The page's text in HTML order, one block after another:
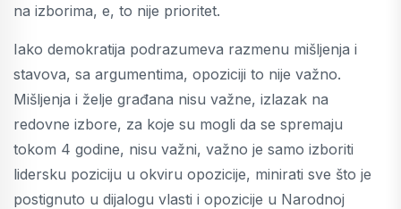
na izborima, e, to nije prioritet.
Iako demokratija podrazumeva razmenu mišljenja i
stavova, sa argumentima, opoziciji to nije važno.
Mišljenja i želje građana nisu važne, izlazak na
redovne izbore, za koje su mogli da se spremaju
tokom 4 godine, nisu važni, važno je samo izboriti
lidersku poziciju u okviru opozicije, minirati sve što je
postignuto u dijalogu vlasti i opozicije u Narodnoj